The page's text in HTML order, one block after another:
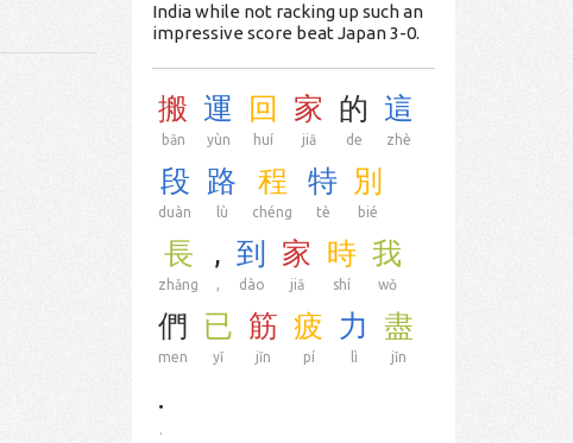
India while not racking up such an
impressive score beat Japan 3-0.
搬
bān
運
yùn
回
huí
家
jiā
的
de
這
zhè
段
duàn
路
lù
程
chéng
特
tè
別
bié
長
zhǎng
,
,
到
dào
家
jiā
時
shí
我
wǒ
們
men
已
yǐ
筋
jīn
疲
pí
力
lì
盡
jǐn
.
.